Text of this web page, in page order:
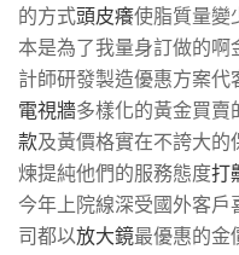
的方式頭皮癢使脂質量變
本是為了我量身訂做的啊
計師研發製造優惠方案
電視牆多樣化的黃金買賣
款及黃價格實在不誇大
煉提純他們的服務態度打
今年上院線深受國外客戶
司都以放大鏡最優惠的金